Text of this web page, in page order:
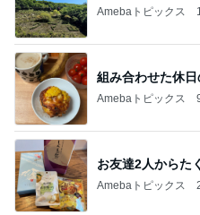
Amebaトピックス
組み合わせた休
Amebaトピックス
お友達2人からた
Amebaトピックス